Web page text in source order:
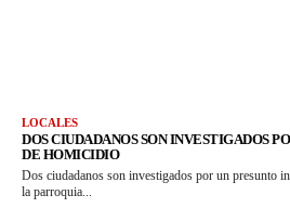
LOCALES
DOS CIUDADANOS SON INVESTIGADOS
DE HOMICIDIO
Dos ciudadanos son investigados por un presunto
la parroquia...